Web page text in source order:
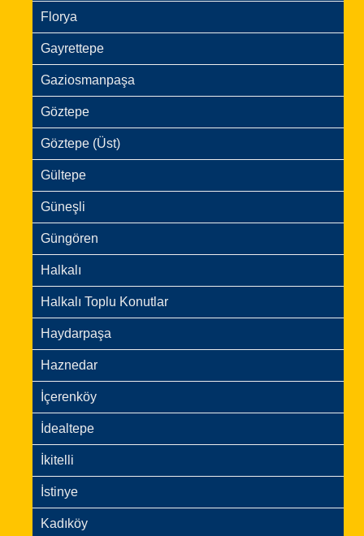
Florya
Gayrettepe
Gaziosmanpaşa
Göztepe
Göztepe (Üst)
Gültepe
Güneşli
Güngören
Halkalı
Halkalı Toplu Konutlar
Haydarpaşa
Haznedar
İçerenköy
İdealtepe
İkitelli
İstinye
Kadıköy